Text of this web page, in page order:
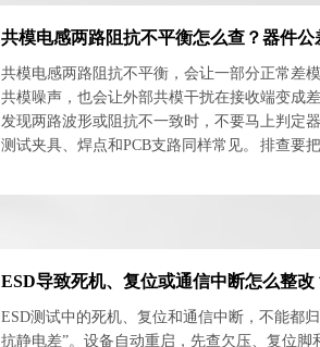
共模电感两路阻抗不平衡，会让一部分正常差
共模噪声，也会让外部共模干扰在接收端变成
发现两路波形或阻抗不一致时，不要马上判定
测试夹具、焊点和PCB支路同样常见。 排查要
ESD测试中的死机、复位和通信中断，不能都
抗静电差”。设备自动重启，先查欠压、复位脚